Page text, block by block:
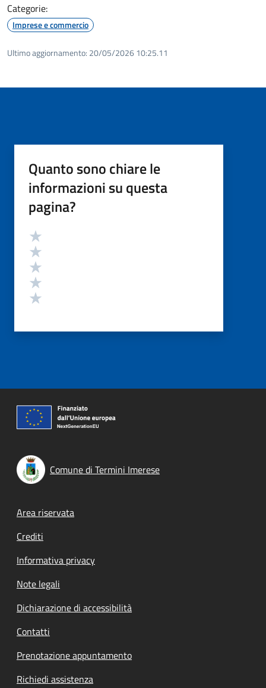
Categorie:
Imprese e commercio
Ultimo aggiornamento: 20/05/2026 10:25.11
Quanto sono chiare le
informazioni su questa
pagina?
Valutazione
Comune di Termini Imerese
Footer menu
Area riservata
Crediti
Informativa privacy
Note legali
Dichiarazione di accessibilità
Contatti
Prenotazione appuntamento
Richiedi assistenza